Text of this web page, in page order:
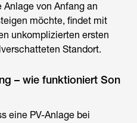
von Anfang an
möchte, findet mit
unkomplizierten ersten
Standort.
– wie funktioniert Son
eine PV-Anlage bei